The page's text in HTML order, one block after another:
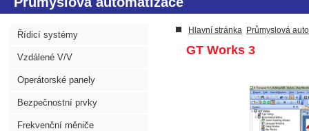
Řídicí systémy
Vzdálené V/V
Operátorské panely
Bezpečnostní prvky
Frekvenční měniče
Hlavní stránka Průmyslová
GT Works 3